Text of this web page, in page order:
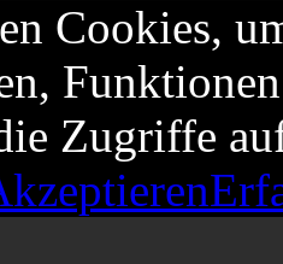
Cookies,
Zugriffe